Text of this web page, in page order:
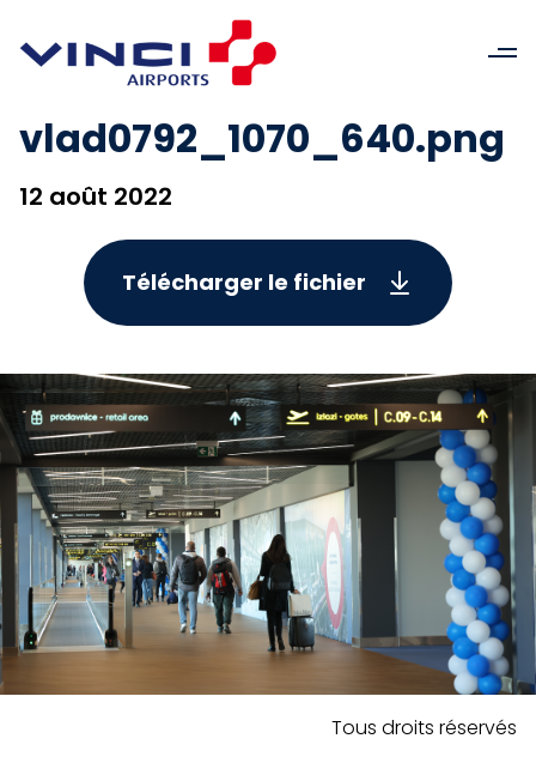
vlad0792_1070_640.png
12 août 2022
Télécharger le fichier
Tous droits réservés